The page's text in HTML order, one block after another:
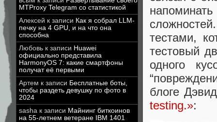
MTProxy Telegram со статистикой
Алексей к записи Как я собрал LLM-
печку на 4 GPU, и на что она
способна
Любовь к записи Huawei
официально представила
HarmonyOS 7: какие смартфоны
получат её первыми
Артем к записи Бесплатные боты,
чтобы раздеть девушку по фото в
2024
sasha к записи Майнинг биткоинов
на 55-летнем ветеране IBM 1401
тестами,
тестовый
одного
блоге
testing.»: